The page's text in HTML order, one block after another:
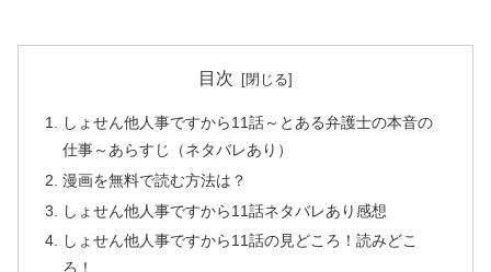
目次
しょせん他人事ですから11話～とある弁護士の本音の
仕事～あらすじ（ネタバレあり）
漫画を無料で読む方法は？
しょせん他人事ですから11話ネタバレあり感想
しょせん他人事ですから11話の見どころ！読みどこ
ろ！